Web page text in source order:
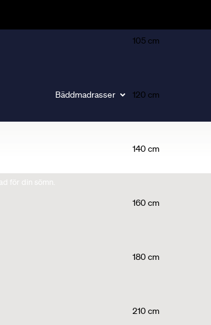
för din sömn.
Bäddmadrasser
105 cm
120 cm
140 cm
160 cm
180 cm
210 cm